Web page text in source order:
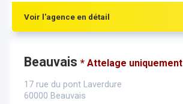
Voir l'agence en détail
Beauvais * Attelage uniquement
17 rue du pont Laverdure
60000 Beauvais